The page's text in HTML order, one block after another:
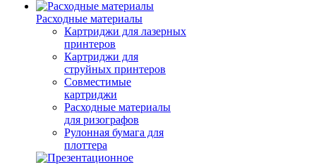
Расходные материалы
Картриджи для лазерных
принтеров
Картриджи для
струйных принтеров
Совместимые
картриджи
Расходные материалы
для ризографов
Рулонная бумага для
плоттера